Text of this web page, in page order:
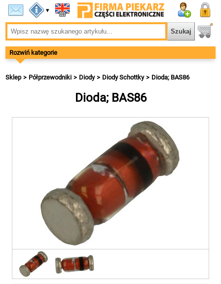
▾
Rozwiń kategorie
Sklep Półprzewodniki Diody Diody Schottky Dioda; BAS86
Dioda; BAS86